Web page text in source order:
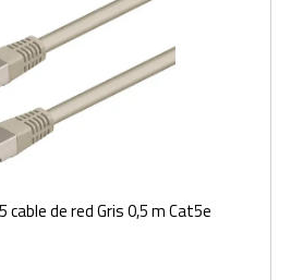
cable de red Gris 0,5 m Cat5e